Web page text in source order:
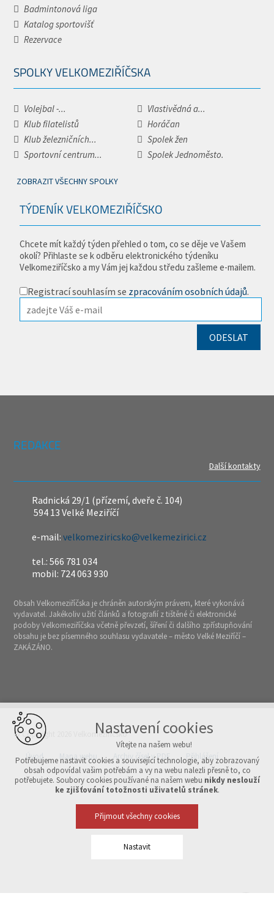
Badmintonová liga
Katalog sportovišť
Rezervace
SPOLKY VELKOMEZIŘÍČSKA
Volejbal -...
Vlastivědná a...
Klub filatelistů
Horáčan
Klub železničních...
Spolek žen
Sportovní centrum...
Spolek Jednoměsto.
ZOBRAZIT VŠECHNY SPOLKY
TÝDENÍK VELKOMEZIŘÍČSKO
Chcete mít každý týden přehled o tom, co se děje ve Vašem
okolí? Přihlaste se k odběru elektronického týdeníku
Velkomeziříčsko a my Vám jej každou středu zašleme e-mailem.
Registrací souhlasím se zpracováním osobních údajů.
REDAKCE
Další kontakty
Radnická 29/1 (přízemí, dveře č. 104)
594 13 Velké Meziříčí
e-mail:velkomeziricsko@velkemezirici.cz
tel.: 566 781 034
mobil: 724 063 930
Obsah Velkomeziříčska je chráněn autorským právem, které vykonává
vydavatel. Jakékoliv užití článků a fotografií z tištěné či elektronické
podoby Velkomeziříčska včetně převzetí, šíření či dalšího zpřístupňování
obsahu je bez písemného souhlasu vydavatele – město Velké Meziříčí –
ZAKÁZÁNO.
© Copyright 2026 Velkomeziříčsko
Úvod Mapa webu Archiv čísel v PDF Přihlášení
Vytvořeno v xart.cz
Nastavení cookies
Vítejte na našem webu!
Potřebujeme nastavit cookies a související technologie, aby zobrazovaný
obsah odpovídal vašim potřebám a vy na webu nalezli přesně to, co
potřebujete. Soubory cookies používané na našem webu nikdy neslouží
ke zjišťování totožnosti uživatelů stránek.
Přijmout všechny cookies
Nastavit